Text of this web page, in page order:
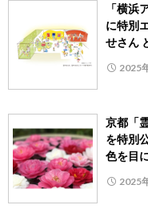
「横浜
に特別
せさん
2025
京都「
を特別
色を目
2025